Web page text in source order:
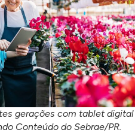
gerações com tablet digital
Conteúdo do Sebrae/PR.